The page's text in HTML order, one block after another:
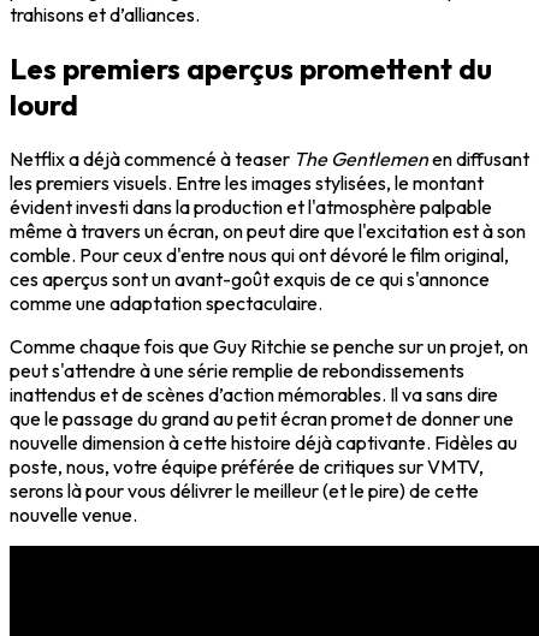
trahisons et d’alliances.
Les premiers aperçus promettent du
lourd
Netflix a déjà commencé à teaser The Gentlemenen diffusant
les premiers visuels. Entre les images stylisées, le montant
évident investi dans la production et l'atmosphère palpable
même à travers un écran, on peut dire que l'excitation est à son
comble. Pour ceux d'entre nous qui ont dévoré le film original,
ces aperçus sont un avant-goût exquis de ce qui s'annonce
comme une adaptation spectaculaire.
Comme chaque fois que Guy Ritchie se penche sur un projet, on
peut s'attendre à une série remplie de rebondissements
inattendus et de scènes d’action mémorables. Il va sans dire
que le passage du grand au petit écran promet de donner une
nouvelle dimension à cette histoire déjà captivante. Fidèles au
poste, nous, votre équipe préférée de critiques sur VMTV,
serons là pour vous délivrer le meilleur (et le pire) de cette
nouvelle venue.